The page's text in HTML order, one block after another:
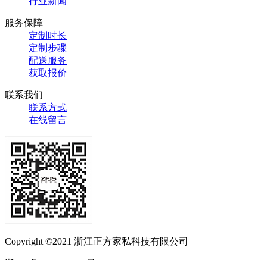
服务保障
定制时长
定制步骤
配送服务
获取报价
联系我们
联系方式
在线留言
Copyright ©2021 浙江正方家私科技有限公司